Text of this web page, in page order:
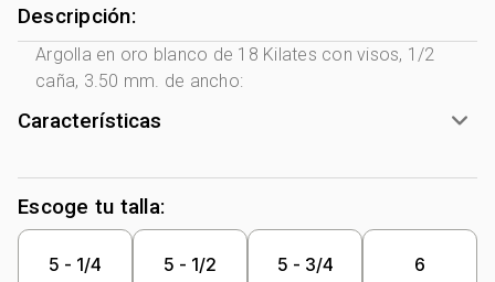
Descripción:
Argolla en oro blanco de 18 Kilates con visos, 1/2
caña, 3.50 mm. de ancho:
Características
Tono Metal: Blanco
Metal: Oro 18 Kilates
Forma:
Escoge tu talla:
5 - 1/4 5 - 1/2 5 - 3/4 6